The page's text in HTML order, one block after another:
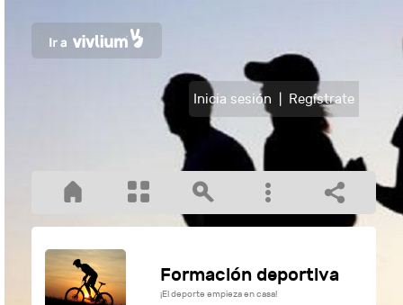
Inicia sesión Regístrate
Formación deportiva
¡El deporte empieza en casa!